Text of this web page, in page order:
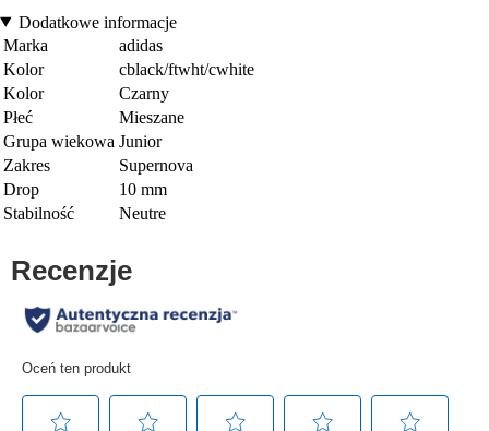
Dodatkowe informacje
Marka
adidas
Kolor
cblack/ftwht/cwhite
Kolor
Czarny
Płeć
Mieszane
Grupa wiekowa Junior
Zakres
Supernova
Drop
10 mm
Stabilność
Neutre